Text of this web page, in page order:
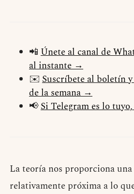
📲 Únete al canal de
al instante →
✉️ Suscríbete al boletín
de la semana →
📢Si Telegram es lo
La teoría nos proporciona
relativamente próxima a lo